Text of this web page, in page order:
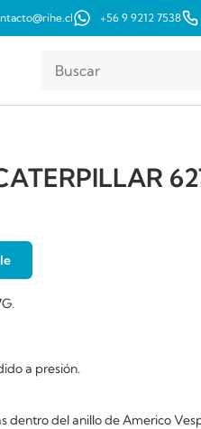
+56 9 9212 7538
a presión.
dentro del anillo de Americo